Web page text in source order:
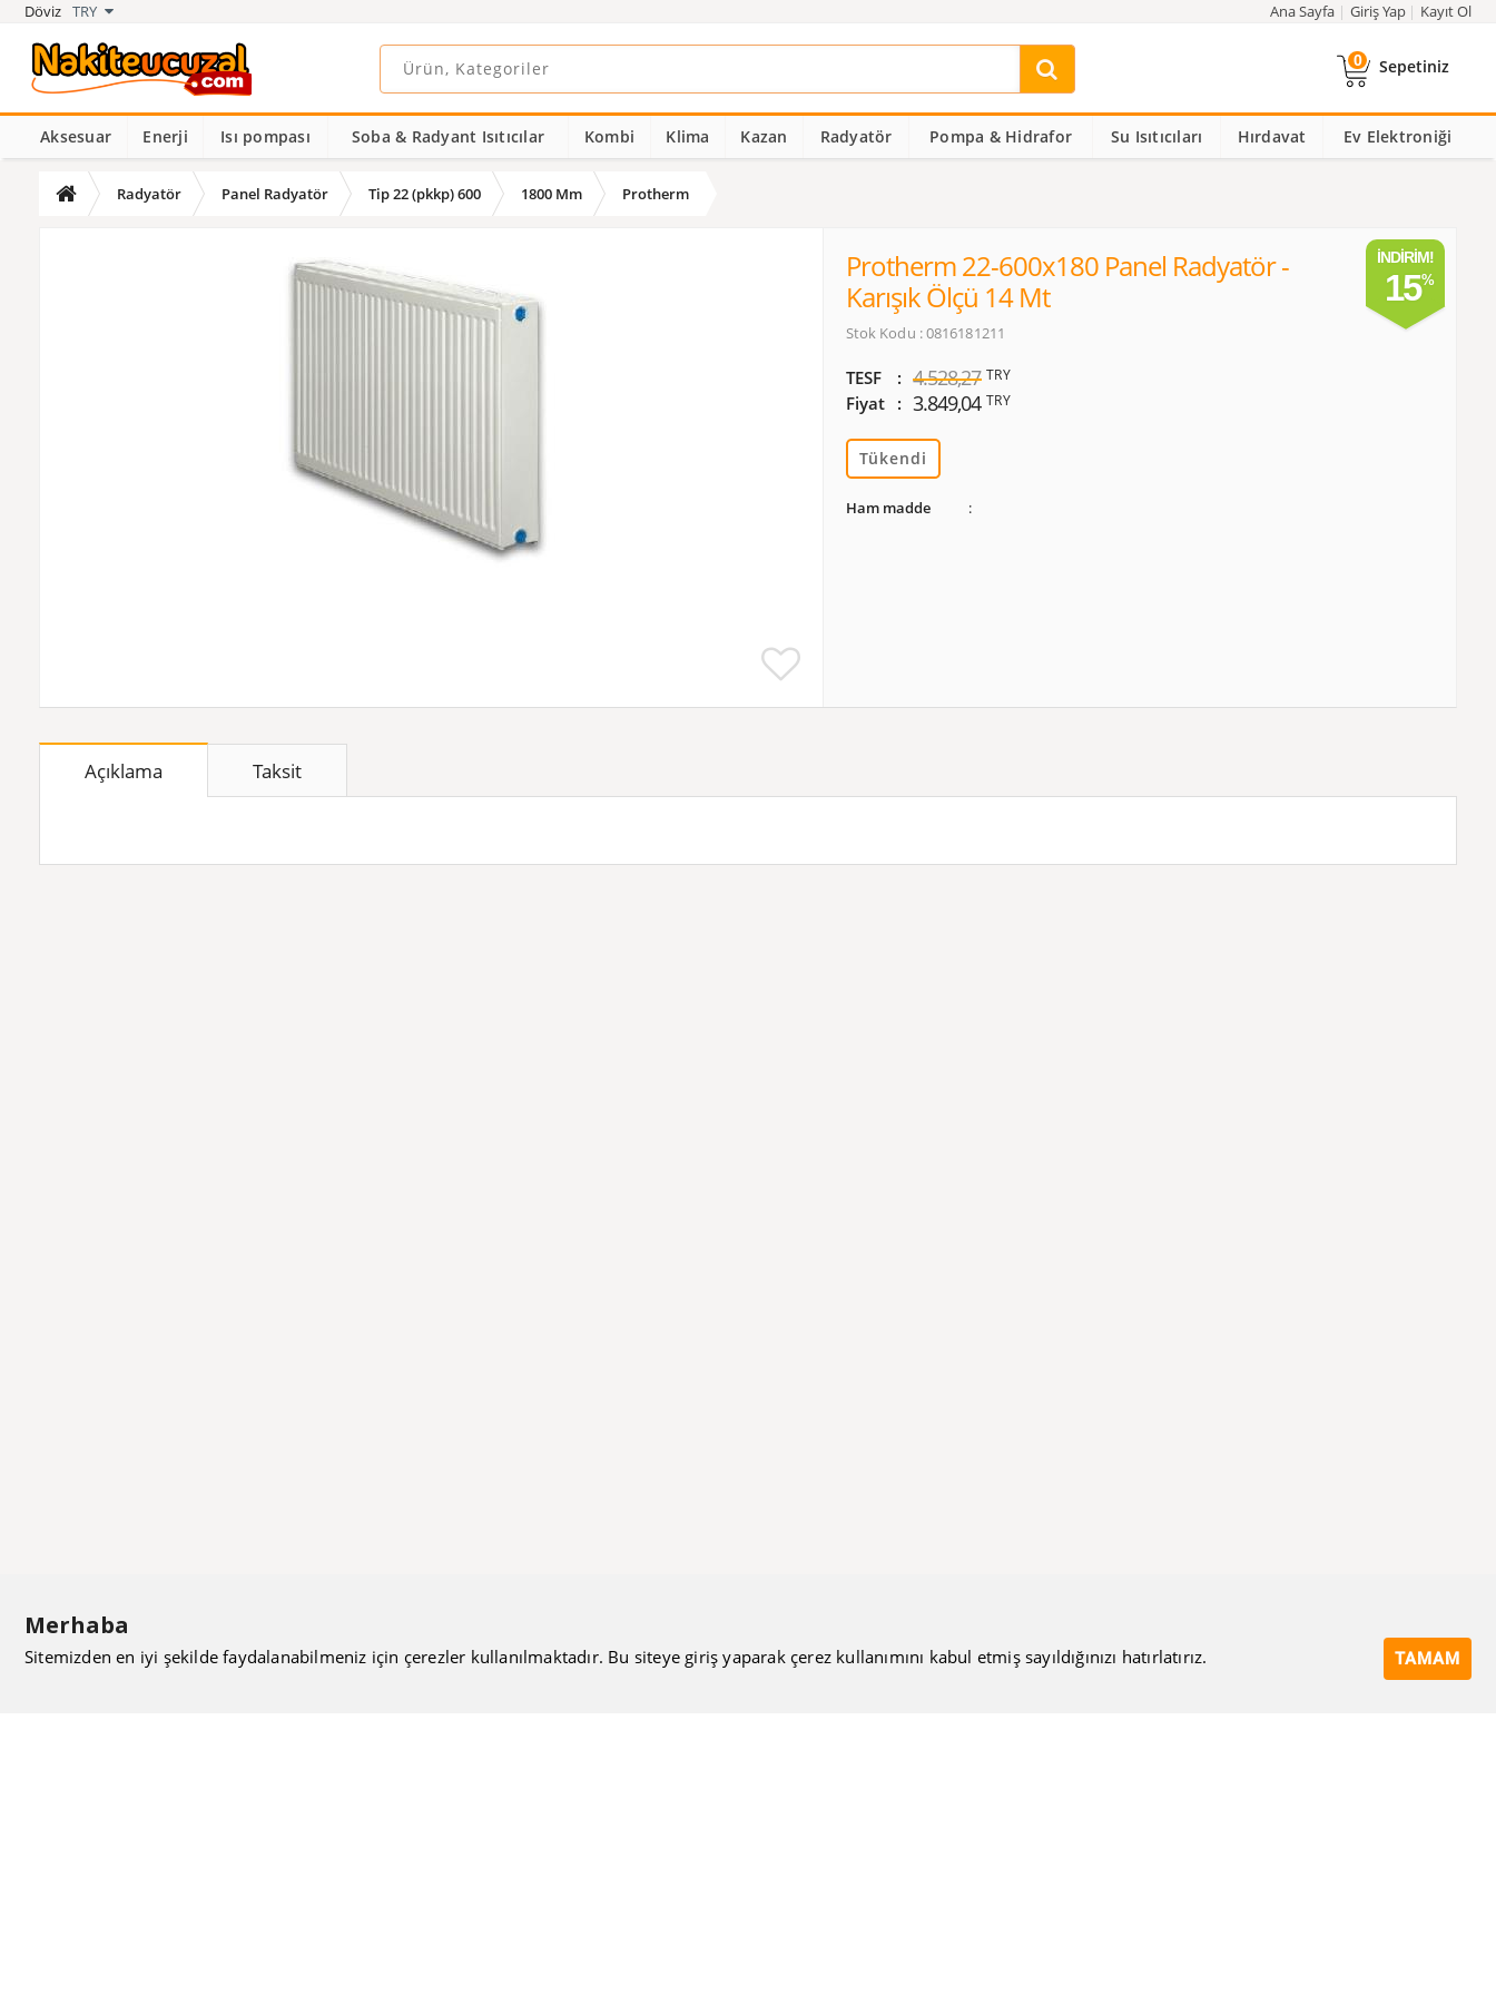
Döviz TRY Ana Sayfa Giriş Yap Kayıt Ol
0 Sepetiniz
Aksesuar Enerji Isı pompası Soba & Radyant Isıtıcılar Kombi Klima Kazan Radyatör Pompa & Hidrafor Su Isıtıcıları Hırdavat Ev Elektroniği
Radyatör Panel Radyatör Tip 22 (pkkp) 600 1800 Mm Protherm
Protherm 22-600x180 Panel Radyatör -
Karışık Ölçü 14 Mt
Stok Kodu : 0816181211
TESF 4.528,27 TRY
Fiyat 3.849,04 TRY
Tükendi
Ham madde
İNDIRIM!
15
Açıklama Taksit
Merhaba
Sitemizden en iyi şekilde faydalanabilmeniz için çerezler kullanılmaktadır. Bu siteye giriş yaparak çerez kullanımını kabul etmiş sayıldığınızı hatırlatırız. TAMAM